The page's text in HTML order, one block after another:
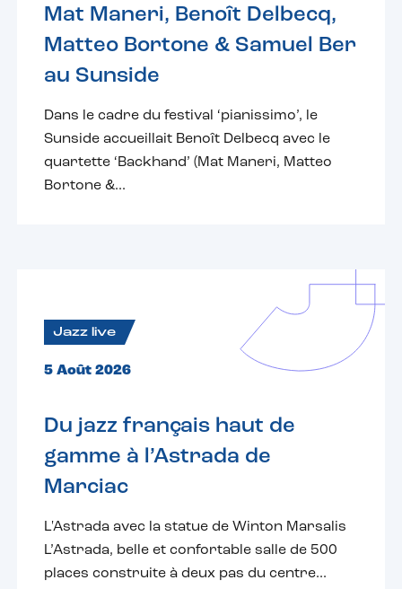
Mat Maneri, Benoît Delbecq,
Matteo Bortone & Samuel Ber
au Sunside
Dans le cadre du festival ‘pianissimo’, le
Sunside accueillait Benoît Delbecq avec le
quartette ‘Backhand’ (Mat Maneri, Matteo
Bortone &...
Jazz live
5 Août 2026
Du jazz français haut de
gamme à l’Astrada de
Marciac
L'Astrada avec la statue de Winton Marsalis
L’Astrada, belle et confortable salle de 500
places construite à deux pas du centre...